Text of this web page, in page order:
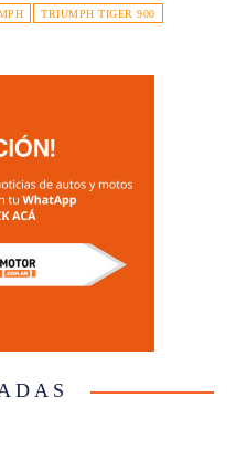
TRIUMPH TIGER 900